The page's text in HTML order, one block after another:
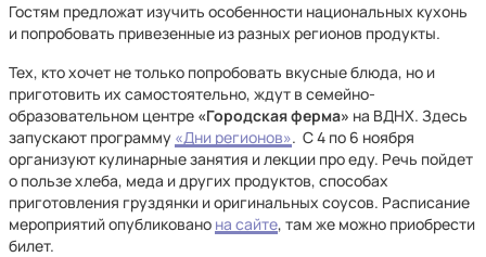
Гостям предложат изучить особенности национальных кухонь
и попробовать привезенные из разных регионов продукты.
Тех, кто хочет не только попробовать вкусные блюда, но и
приготовить их самостоятельно, ждут в семейно-
образовательном центре «Городская ферма» на ВДНХ. Здесь
запускают программу «Дни регионов». С 4 по 6 ноября
организуют кулинарные занятия и лекции про еду. Речь пойдет
о пользе хлеба, меда и других продуктов, способах
приготовления груздянки и оригинальных соусов. Расписание
мероприятий опубликовано на сайте, там же можно приобрести
билет.